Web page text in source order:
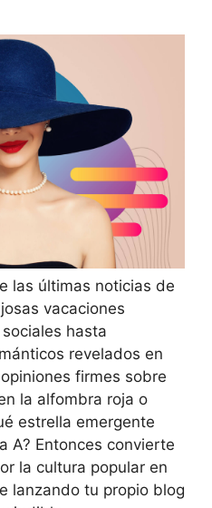
las últimas noticias de
vacaciones
hasta
revelados en
firmes sobre
la alfombra roja o
estrella emergente
A? Entonces convierte
la cultura popular en
lanzando tu propio blog